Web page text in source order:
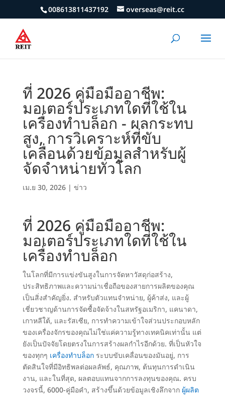
008613811437192 overseas@reit.cc
ที่ 2026 คู่มือมืออาชีพ:
มอเตอร์ประเภทใดที่ใช้ใน
เครื่องทำบล็อก - ผลกระทบ
สูง, การวิเคราะห์ที่ขับ
เคลื่อนด้วยข้อมูลสำหรับผู้
จัดจำหน่ายทั่วโลก
เม.ย 30, 2026| ข่าว
ที่ 2026 คู่มือมืออาชีพ:
มอเตอร์ประเภทใดที่ใช้ใน
เครื่องทำบล็อก
ในโลกที่มีการแข่งขันสูงในการจัดหาวัสดุก่อสร้าง,
ประสิทธิภาพและความน่าเชื่อถือของสายการผลิตของคุณ
เป็นสิ่งสำคัญยิ่ง. สำหรับตัวแทนจำหน่าย, ผู้ค้าส่ง, และผู้
เชี่ยวชาญด้านการจัดซื้อจัดจ้างในสหรัฐอเมริกา, แคนาดา,
เกาหลีใต้, และรัสเซีย, การทำความเข้าใจส่วนประกอบหลัก
ของเครื่องจักรของคุณไม่ใช่แค่ความรู้ทางเทคนิคเท่านั้น แต่
ยังเป็นปัจจัยโดยตรงในการสร้างผลกำไรอีกด้วย. ที่เป็นหัวใจ
ของทุกๆ เครื่องทำบล็อก ระบบขับเคลื่อนของมันอยู่, การ
ตัดสินใจที่มีอิทธิพลต่อผลลัพธ์, คุณภาพ, ต้นทุนการดำเนิน
งาน, และในที่สุด, ผลตอบแทนจากการลงทุนของคุณ. ครบ
วงจรนี้, 6000-คู่มือคำ, สร้างขึ้นด้วยข้อมูลเชิงลึกจาก ผู้ผลิต